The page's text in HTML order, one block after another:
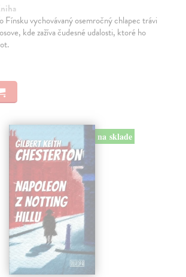
Fínsku vychovávaný osemročný chlapec trávi
kde zažíva čudesné udalosti, ktoré ho
na sklade